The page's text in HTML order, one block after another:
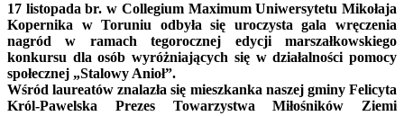
17 listopada br. w Collegium Maximum Uniwersytetu Mikołaja
Kopernika w Toruniu odbyła się uroczysta gala wręczenia
nagród w ramach tegorocznej edycji marszałkowskiego
konkursu dla osób wyróżniających się w działalności pomocy
społecznej „Stalowy Anioł”.
Wśród laureatów znalazła się mieszkanka naszej gminy Felicyta
Król-Pawelska Prezes Towarzystwa Miłośników Ziemi